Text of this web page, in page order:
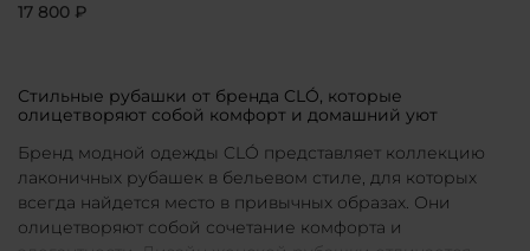
17 800 ₽
Стильные рубашки от бренда CLÓ, которые
олицетворяют собой комфорт и домашний уют
Бренд модной одежды CLÓ представляет коллекцию
лаконичных рубашек в бельевом стиле, для которых
всегда найдется место в привычных образах. Они
олицетворяют собой сочетание комфорта и